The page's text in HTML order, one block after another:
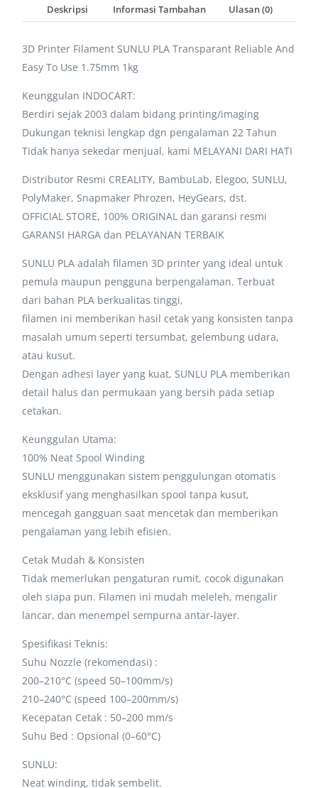
Deskripsi Informasi Tambahan Ulasan (0)
3D Printer Filament SUNLU PLA Transparant Reliable And
Easy To Use 1.75mm 1kg
Keunggulan INDOCART:
Berdiri sejak 2003 dalam bidang printing/imaging
Dukungan teknisi lengkap dgn pengalaman 22 Tahun
Tidak hanya sekedar menjual, kami MELAYANI DARI HATI
Distributor Resmi CREALITY, BambuLab, Elegoo, SUNLU,
PolyMaker, Snapmaker Phrozen, HeyGears, dst.
OFFICIAL STORE, 100% ORIGINAL dan garansi resmi
GARANSI HARGA dan PELAYANAN TERBAIK
SUNLU PLA adalah filamen 3D printer yang ideal untuk
pemula maupun pengguna berpengalaman. Terbuat
dari bahan PLA berkualitas tinggi,
filamen ini memberikan hasil cetak yang konsisten tanpa
masalah umum seperti tersumbat, gelembung udara,
atau kusut.
Dengan adhesi layer yang kuat, SUNLU PLA memberikan
detail halus dan permukaan yang bersih pada setiap
cetakan.
Keunggulan Utama:
100% Neat Spool Winding
SUNLU menggunakan sistem penggulungan otomatis
eksklusif yang menghasilkan spool tanpa kusut,
mencegah gangguan saat mencetak dan memberikan
pengalaman yang lebih efisien.
Cetak Mudah & Konsisten
Tidak memerlukan pengaturan rumit, cocok digunakan
oleh siapa pun. Filamen ini mudah meleleh, mengalir
lancar, dan menempel sempurna antar-layer.
Spesifikasi Teknis:
Suhu Nozzle (rekomendasi) :
200–210°C (speed 50–100mm/s)
210–240°C (speed 100–200mm/s)
Kecepatan Cetak : 50–200 mm/s
Suhu Bed : Opsional (0–60°C)
SUNLU:
Neat winding, tidak sembelit.